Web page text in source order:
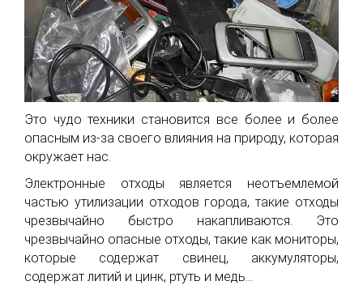
Это чудо техники становится все более и более
опасным из-за своего влияния на природу, которая
окружает нас.
Электронные отходы является неотъемлемой
частью утилизации отходов города, такие отходы
чрезвычайно быстро накапливаются. Это
чрезвычайно опасные отходы, такие как мониторы,
которые содержат свинец, аккумуляторы,
содержат литий и цинк, ртуть и медь…